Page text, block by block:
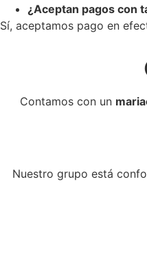
¿Aceptan pagos con
Sí, aceptamos pago en
Contamos con un
Nuestro grupo está